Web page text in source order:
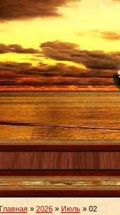
Главная» 2026 » Июль » 02